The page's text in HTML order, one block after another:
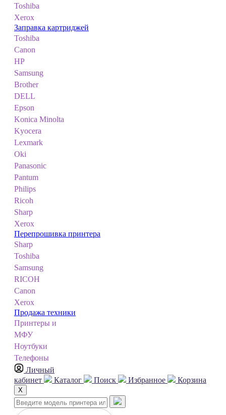
Toshiba
Xerox
Заправка картриджей
Toshiba
Canon
HP
Samsung
Brother
DELL
Epson
Konica Minolta
Kyocera
Lexmark
Oki
Panasonic
Pantum
Philips
Ricoh
Sharp
Xerox
Перепрошивка принтера
Sharp
Toshiba
Samsung
RICOH
Canon
Xerox
Продажа техники
Принтеры и
МФУ
Ноутбуки
Телефоны
Личный
кабинет
Каталог Поиск Избранное Корзина
X